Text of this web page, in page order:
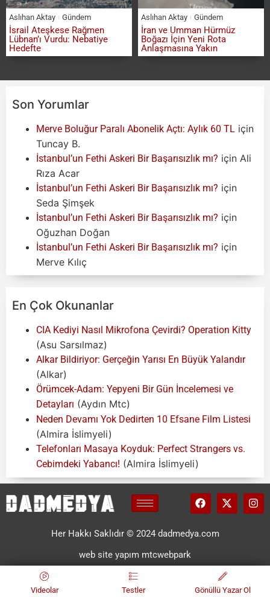
Aslıhan Aktay Gündem
İsrail Ateşkese Rağmen
Lübnan’ı Vurdu: Nebatiye
Hedefte
Aslıhan Aktay Gündem
İran ve Umman Hürmüz
Boğazı İçin Yeni Rota
Anlaşmasına Yakın
Son Yorumlar
Merve Boluğur Paralı Abonelik Açtı: Aylık 60 TL için
Tuncay B.
İstanbul’un Fethi Askeri Bir Başarısızlık mı? için Ali
Rıza Acar
İstanbul’un Fethi Askeri Bir Başarısızlık mı? için
Seda Şimşek
İstanbul’un Fethi Askeri Bir Başarısızlık mı? için
Oğuzhan Doğan
İstanbul’un Fethi Askeri Bir Başarısızlık mı? için
Merve Kılıç
En Çok Okunanlar
CIA Kediyi Nasıl Mikrofona Çevirdi? Operation Kitty
(Asu Sarsılmaz)
Alkar Bildiriyor: Gerçeğin Yarısı En Büyük Yalandır
(Alkar)
Örümcek-Adam: Yepyeni Bir Gün İncelemesi ve
Detayları (Aydın Mtc)
Neden Devamı Yok Dedirten 10 Efsane Film Listesi
(Almira İslimyeli)
Telefonları Masaya Koyduk: Perfect Strangers vs.
Cebimdeki Yabancı! (Almira İslimyeli)
Her Hakkı Saklıdır © 2024 dadmedya.com
web site yapım mtcwebpark
Videolar Testler Gönüllü Yazar Ol